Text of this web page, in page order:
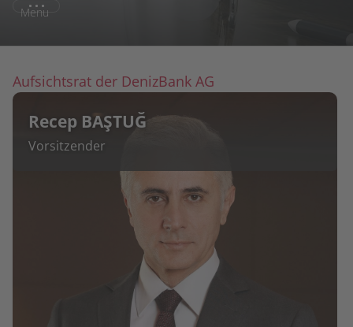
Menu
Aufsichtsrat der DenizBank AG
Recep BAŞTUĞ
Vorsitzender